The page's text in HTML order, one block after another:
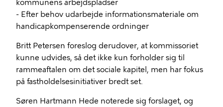
kommunens arbejdspladser
- Efter behov udarbejde informationsmateriale om
handicapkompenserende ordninger
Britt Petersen foreslog derudover, at kommissoriet
kunne udvides, så det ikke kun forholder sig til
rammeaftalen om det sociale kapitel, men har fokus
på fastholdelsesinitiativer bredt set.
Søren Hartmann Hede noterede sig forslaget, og